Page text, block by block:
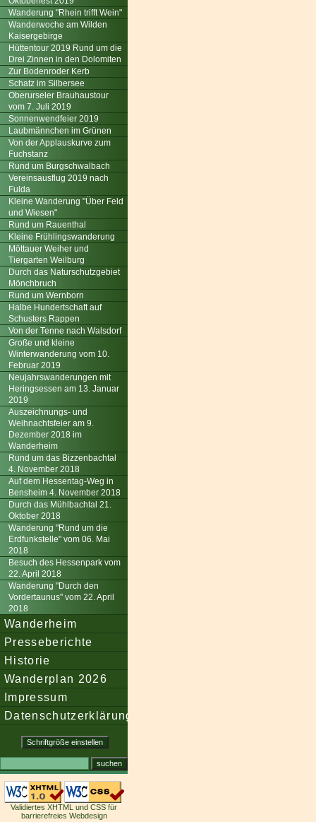
Wanderung "Rhein trifft Wein"
Wanderwoche am Wilden
Kaisergebirge
Hüttentour 2019 Rund um die
Drei Zinnen in den Dolomiten
Zur Bodenroder Kerb
Schatz im Silbersee
Oberurseler Brauhaustour
vom 7. Juli 2019
Sonnenwendfeier 2019
Laubmännchen im Grünen
Von der Applauskurve zum
Fuchstanz
Rund um Burgschwalbach
Vereinsausflug 2019 nach
Fulda
Kleine Wanderung "Über Feld
und Wiesen"
Rund um Rauenthal
Kleine Frühlingswanderung
Möttauer Weiher und
Tiergarten Weilburg
Durch das Naturschutzgebiet
Mönchbruch
Rund um Wernborn
Halbe Hundertschaft auf
Schusters Rappen
Von der Tenne nach Walsdorf
Große und kleine
Winterwanderung vom 10.
Februar 2019
Neujahrswanderungen mit
Heringsessen am 13. Januar
2019
Auszeichnungs- und
Weihnachtsfeier am 9.
Dezember 2018 im
Wanderheim
Rund um das Bizzenbachtal
4. November 2018
Auf dem Hessentag-Weg in
Bensheim 4. November 2018
Durch das Mühlbachtal 21.
Oktober 2018
Wanderung "Rund um die
Erdfunkstelle" vom 06. Mai
2018
Besuch des Hessenpark vom
22. April 2018
Wanderung "Durch den
Vordertaunus" vom 22. April
2018
Wanderheim
Presseberichte
Historie
Wanderplan 2026
Impressum
Datenschutzerklärung
Validiertes XHTML und CSS für
barrierefreies Webdesign